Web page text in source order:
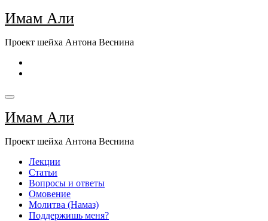
Перейти
к
Имам Али
Проект шейха Антона Веснина
Имам Али
Проект шейха Антона Веснина
Лекции
Статьи
Вопросы и ответы
Омовение
Молитва (Намаз)
Поддержишь меня?